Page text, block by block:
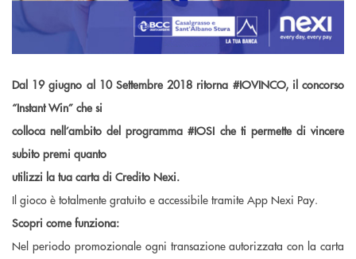
Dal 19 giugno al 10 Settembre 2018 ritorna #IOVINCO, il concorso
“Instant Win” che si
colloca nell’ambito del programma #IOSI che ti permette di vincere
subito premi quanto
utilizzi la tua carta di Credito Nexi.
Il gioco è totalmente gratuito e accessibile tramite App Nexi Pay.
Scopri come funziona:
Nel periodo promozionale ogni transazione autorizzata con la carta